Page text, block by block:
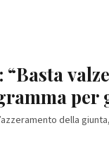
della